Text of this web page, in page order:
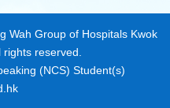
Wah Group of Hospitals Kwok
rights reserved.
(NCS) Student(s)